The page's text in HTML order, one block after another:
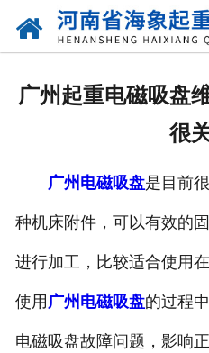
广州起重电磁吸盘
很
广州电磁吸盘是目前
种机床附件，可以有效的
进行加工，比较适合使用
使用 广州电磁吸盘的过程
电磁吸盘故障问题，影响